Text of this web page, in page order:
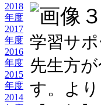
2018
年度
2017
年度
2016
年度
2015
年度
2014
学習サ
先生方
す。よ